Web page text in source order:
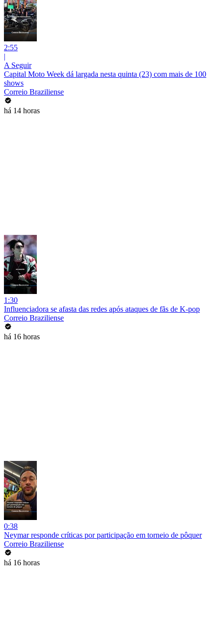
2:55
|
A Seguir
Capital Moto Week dá largada nesta quinta (23) com mais de 100
shows
Correio Braziliense
há 14 horas
1:30
Influenciadora se afasta das redes após ataques de fãs de K-pop
Correio Braziliense
há 16 horas
0:38
Neymar responde críticas por participação em torneio de pôquer
Correio Braziliense
há 16 horas